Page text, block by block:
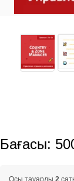
Бағасы:
Осы тауарды 2